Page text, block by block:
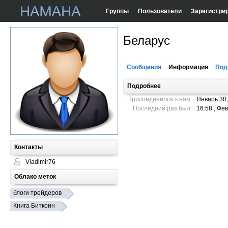
Группы Пользователи
Контакты
Vladimir76
Облако меток
блоги трейдеров
Книга Биткоин
Беларус
Сообщения Информация
Подробнее
Присоединился к нам:
Январь
Последний раз был:
16:58 ,